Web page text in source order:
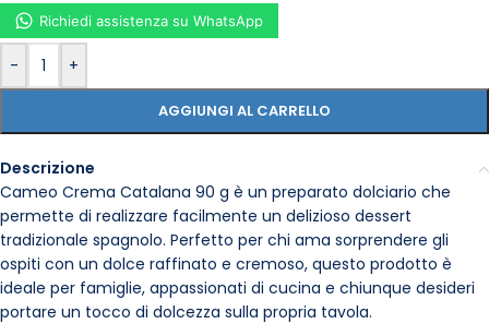
- +
AGGIUNGI AL CARRELLO
Richiedi assistenza su WhatsApp
Descrizione
Cameo Crema Catalana 90 g è un preparato dolciario che
permette di realizzare facilmente un delizioso dessert
tradizionale spagnolo. Perfetto per chi ama sorprendere gli
ospiti con un dolce raffinato e cremoso, questo prodotto è
ideale per famiglie, appassionati di cucina e chiunque desideri
portare un tocco di dolcezza sulla propria tavola.